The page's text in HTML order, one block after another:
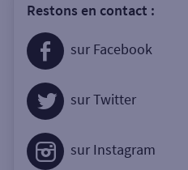
Restons en contact :
sur Facebook
sur Twitter
sur Instagram